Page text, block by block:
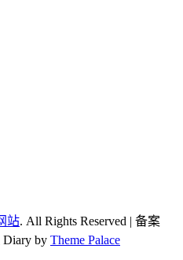
站. All Rights Reserved | 备案
Diary by Theme Palace